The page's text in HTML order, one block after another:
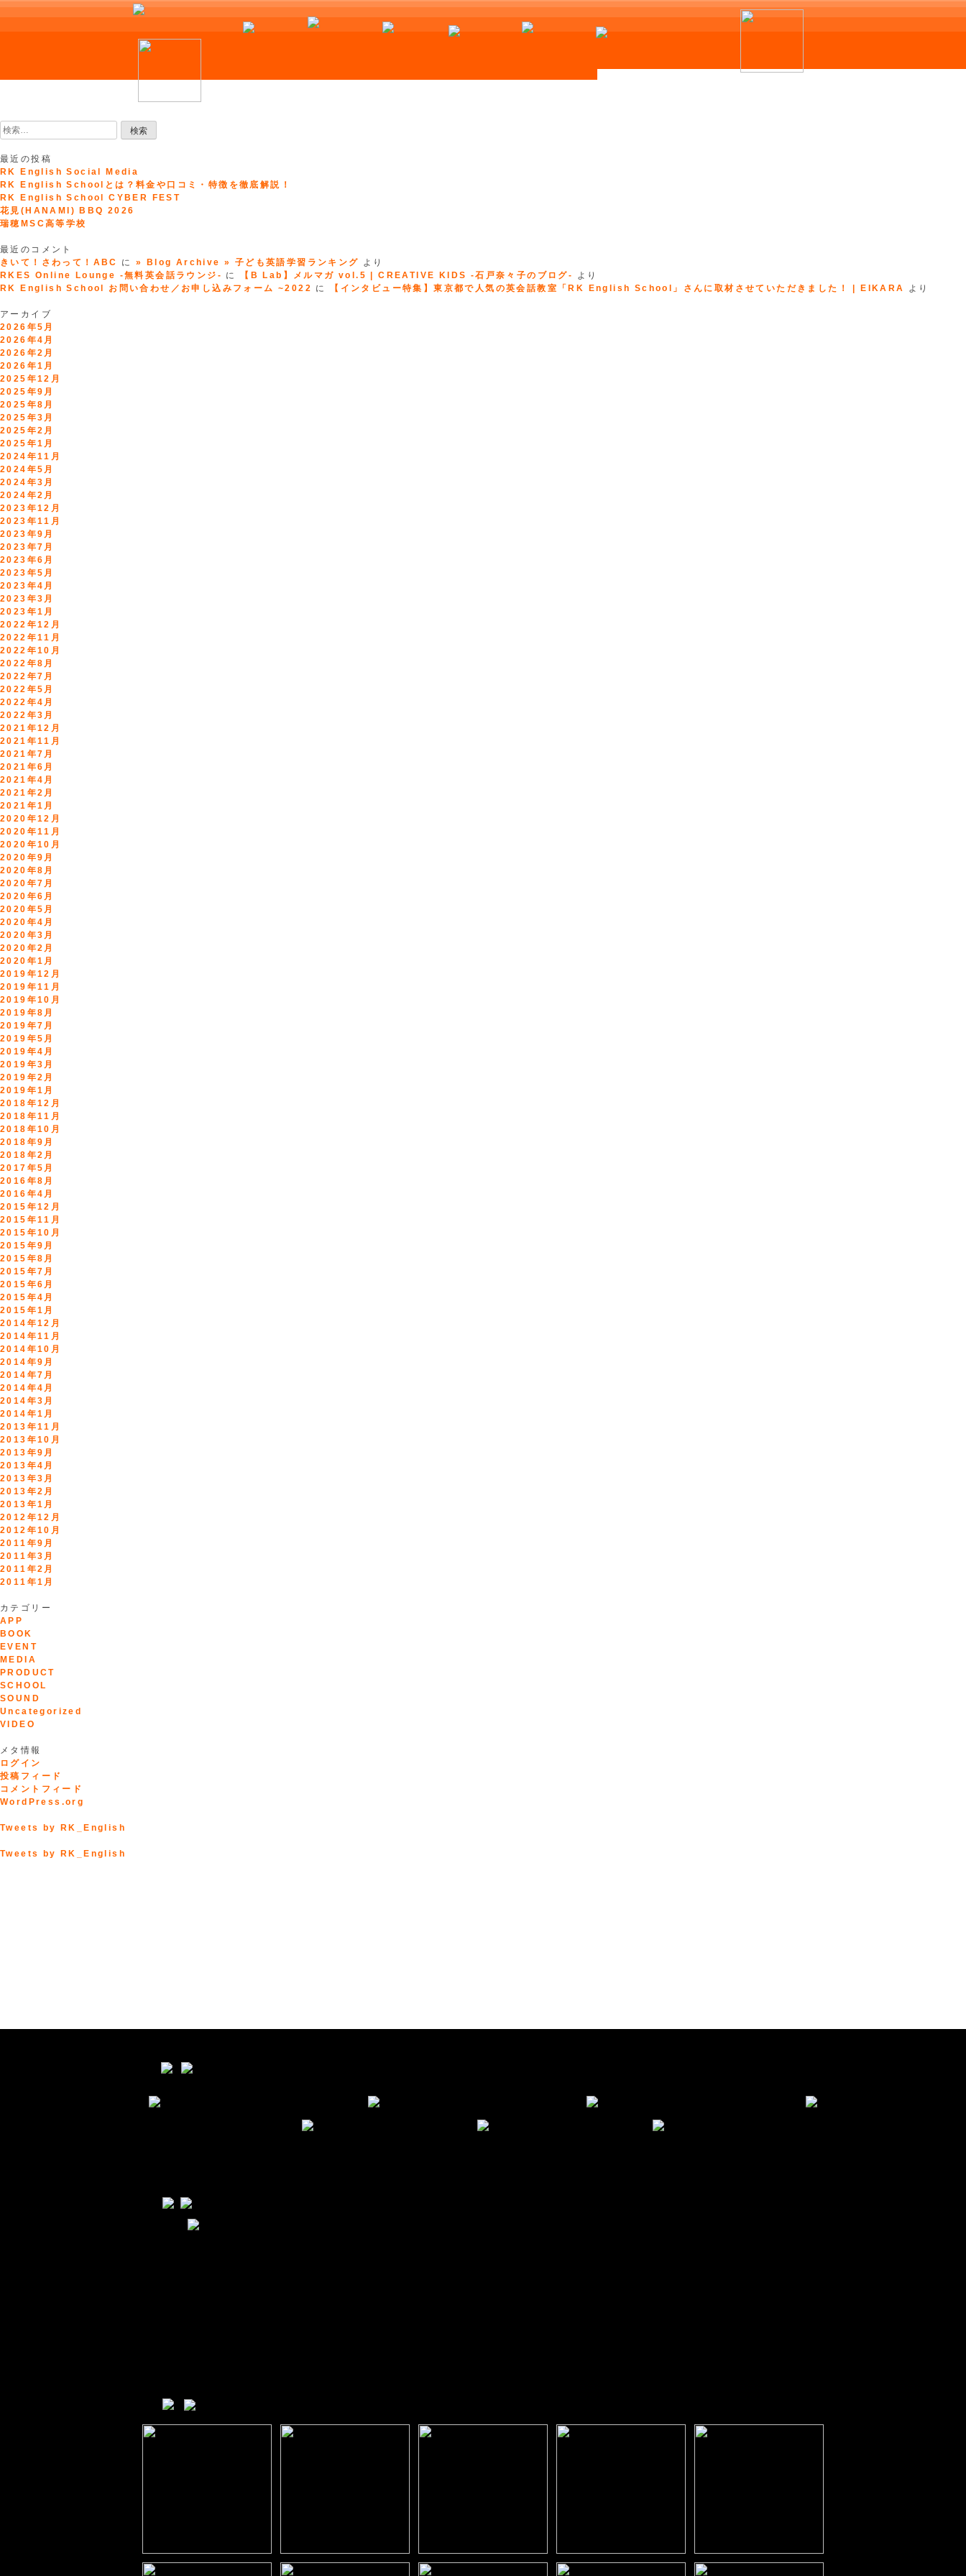
to
content
検
索:
最近の投稿
RK English Social Media
RK English Schoolとは？料金や口コミ・特徴を徹底解説！
RK English School CYBER FEST
花見(HANAMI) BBQ 2026
瑞穂MSC高等学校
最近のコメント
きいて！さわって！ABC
に» Blog Archive » 子ども英語学習ランキング より
RKES Online Lounge -無料英会話ラウンジ- に 【B Lab】メルマガ vol.5 | CREATIVE KIDS -石戸奈々子のブログ-
より
RK English School お問い合わせ／お申し込みフォーム ~2022 に 【インタビュー特集】東京都で人気の英会話教室「RK English School」さんに取材させていただきました！ | EIKARA より
アーカイブ
2026年5月
2026年4月
2026年2月
2026年1月
2025年12月
2025年9月
2025年8月
2025年3月
2025年2月
2025年1月
2024年11月
2024年5月
2024年3月
2024年2月
2023年12月
2023年11月
2023年9月
2023年7月
2023年6月
2023年5月
2023年4月
2023年3月
2023年1月
2022年12月
2022年11月
2022年10月
2022年8月
2022年7月
2022年5月
2022年4月
2022年3月
2021年12月
2021年11月
2021年7月
2021年6月
2021年4月
2021年2月
2021年1月
2020年12月
2020年11月
2020年10月
2020年9月
2020年8月
2020年7月
2020年6月
2020年5月
2020年4月
2020年3月
2020年2月
2020年1月
2019年12月
2019年11月
2019年10月
2019年8月
2019年7月
2019年5月
2019年4月
2019年3月
2019年2月
2019年1月
2018年12月
2018年11月
2018年10月
2018年9月
2018年2月
2017年5月
2016年8月
2016年4月
2015年12月
2015年11月
2015年10月
2015年9月
2015年8月
2015年7月
2015年6月
2015年4月
2015年1月
2014年12月
2014年11月
2014年10月
2014年9月
2014年7月
2014年4月
2014年3月
2014年1月
2013年11月
2013年10月
2013年9月
2013年4月
2013年3月
2013年2月
2013年1月
2012年12月
2012年10月
2011年9月
2011年3月
2011年2月
2011年1月
カテゴリー
APP
BOOK
EVENT
MEDIA
PRODUCT
SCHOOL
SOUND
Uncategorized
VIDEO
メタ情報
ログイン
投稿フィード
コメントフィード
WordPress.org
Tweets by RK_English
Tweets by RK_English